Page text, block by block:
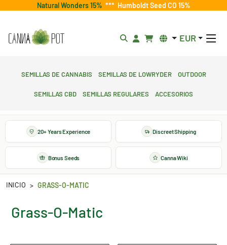
Natural Wonders 15% *** Humboldt Seed CO 15%
EUR
Semillas de cannabis Semillas de lowryder Outdoor
Semillas CBD Semillas regulares Accesorios
20+ Years Experience Discreet Shipping
Bonus Seeds Canna Wiki
INICIO GRASS-O-MATIC
Grass-O-Matic